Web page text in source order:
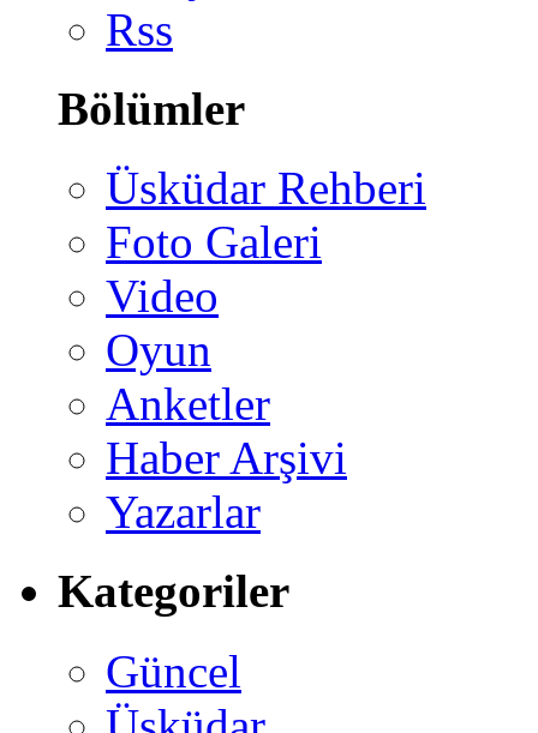
Rss
Bölümler
Üsküdar Rehberi
Foto Galeri
Video
Oyun
Anketler
Haber Arşivi
Yazarlar
Kategoriler
Güncel